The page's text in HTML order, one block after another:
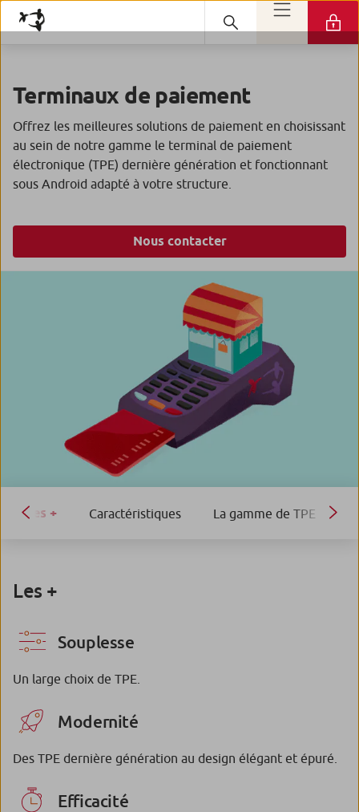
Terminaux de paiement
Offrez les meilleures solutions de paiement en choisissant
au sein de notre gamme le terminal de paiement
électronique (TPE) dernière génération et fonctionnant
sous Android adapté à votre structure.
Nous contacter
Les + Caractéristiques La gamme de TPE
Les +
Souplesse
Un large choix de TPE.
Modernité
Des TPE dernière génération au design élégant et épuré.
Efficacité